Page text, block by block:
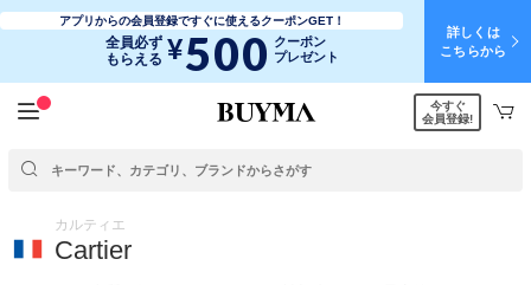
アプリからの会員登録ですぐに使えるクーポンGET！
全員必ず
もらえる ¥500 クーポン
プレゼント
詳しくは
こちらから
今すぐ
会員登録!
カルティエ
Cartier